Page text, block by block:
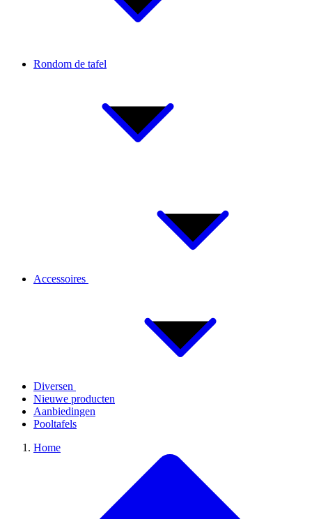
Rondom de tafel
Accessoires
Diversen
Nieuwe producten
Aanbiedingen
Pooltafels
Home